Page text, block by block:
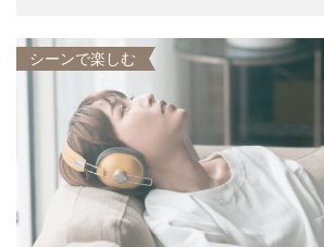
シーンで楽しむ